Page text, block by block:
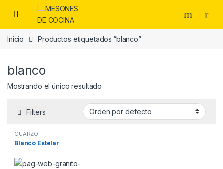
Skip to navigation
Skip to content
Inicio Productos etiquetados “blanco”
blanco
Mostrando el único resultado
Filters
CUARZO
Blanco Estelar